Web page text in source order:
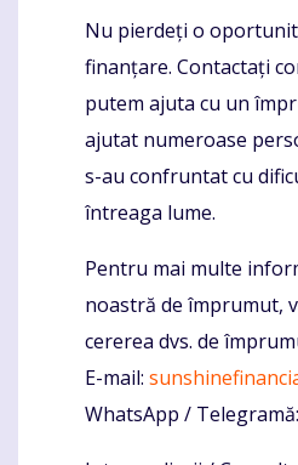
Nu pierdeți o
finanțare. Contactați
putem ajuta cu un
ajutat numeroase
s-au confruntat cu
întreaga lume.
Pentru mai multe
noastră de împrumut,
cererea dvs. de
E-mail:
WhatsApp /